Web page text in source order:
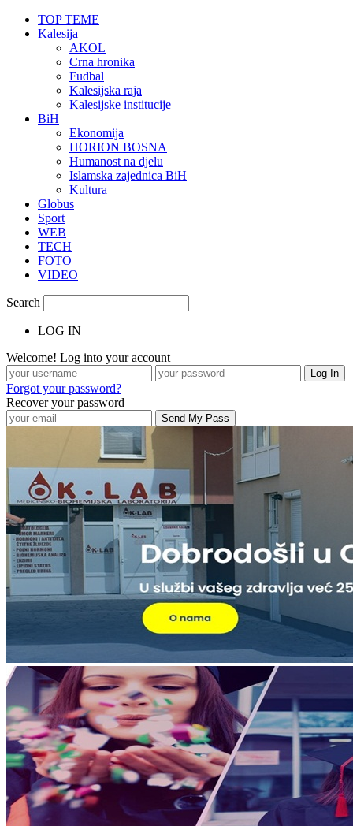
TOP TEME
Kalesija
AKOL
Crna hronika
Fudbal
Kalesijska raja
Kalesijske institucije
BiH
Ekonomija
HORION BOSNA
Humanost na djelu
Islamska zajednica BiH
Kultura
Globus
Sport
WEB
TECH
FOTO
VIDEO
Search
LOG IN
Welcome! Log into your account
Forgot your password?
Recover your password